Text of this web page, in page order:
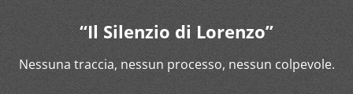
“Il Silenzio di Lorenzo”
Nessuna traccia, nessun processo, nessun colpevole.